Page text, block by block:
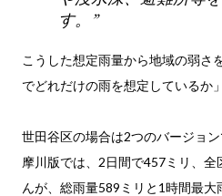
す。
こうした想定雨量から地域の弱さ
でどれだけの雨を想定しているか
世田谷区の場合は2つのバージョ
摩川版では、2日間で457ミリ、
んが、総雨量589ミリと1時間最